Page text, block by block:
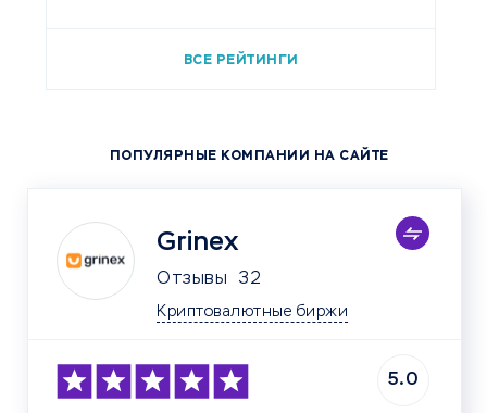
ВСЕ РЕЙТИНГИ
ПОПУЛЯРНЫЕ КОМПАНИИ НА САЙТЕ
Grinex
Отзывы 32
Криптовалютные биржи
5.0